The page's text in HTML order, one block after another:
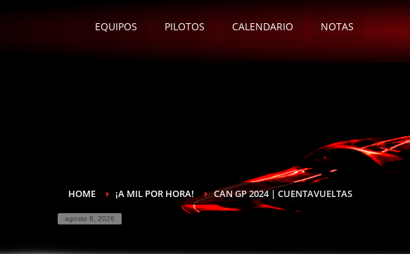
EQUIPOS PILOTOS CALENDARIO NOTAS
HOME ¡A MIL POR HORA! CAN GP 2024 | CUENTAVUELTAS
agosto 8, 2026